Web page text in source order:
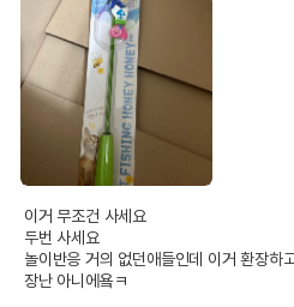
이거 무조건 사세요
두번 사세요
놀이반응 거의 없던애들인데 이거 환장하
장난 아니에욬ㅋ